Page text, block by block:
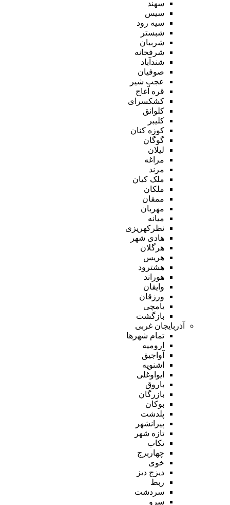
سهند
سیس
سیه رود
شبستر
شربیان
شرفخانه
شندآباد
صوفیان
عجب شیر
قره آغاج
کشکسرای
کلوانق
کلیبر
کوزه کنان
گوگان
لیلان
مراغه
مرند
ملک کیان
ملکان
ممقان
مهربان
میانه
نظرکهریزی
هادی شهر
هرگلان
هریس
هشترود
هوراند
وایقان
ورزقان
یامچی
بازگشت
آذربایجان غربی
تمام شهر‌ها
ارومیه
آواجیق
اشنویه
ایواوغلی
باروق
بازرگان
بوکان
پلدشت
پیرانشهر
تازه شهر
تکاب
چهاربرج
خوی
دیزج دیز
ربط
سردشت
سرو